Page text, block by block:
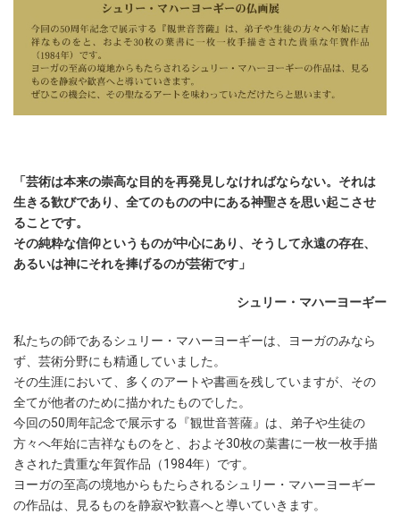
「芸術は本来の崇高な目的を再発見しなければならない。それは
生きる歓びであり、全てのものの中にある神聖さを思い起こさせ
ることです。
その純粋な信仰というものが中心にあり、そうして永遠の存在、
あるいは神にそれを捧げるのが芸術です」
シュリー・マハーヨーギー
私たちの師であるシュリー・マハーヨーギーは、ヨーガのみなら
ず、芸術分野にも精通していました。
その生涯において、多くのアートや書画を残していますが、その
全てが他者のために描かれたものでした。
今回の50周年記念で展示する『観世音菩薩』は、弟子や生徒の
方々へ年始に吉祥なものをと、およそ30枚の葉書に一枚一枚手描
きされた貴重な年賀作品（1984年）です。
ヨーガの至高の境地からもたらされるシュリー・マハーヨーギー
の作品は、見るものを静寂や歓喜へと導いていきます。